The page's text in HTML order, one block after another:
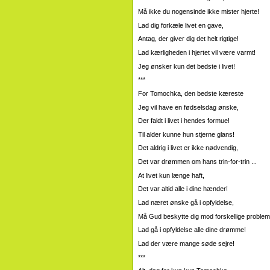
Må ikke du nogensinde ikke mister hjerte!
Lad dig forkæle livet en gave,
Antag, der giver dig det helt rigtige!
Lad kærligheden i hjertet vil være varmt!
Jeg ønsker kun det bedste i livet!
***
For Tomochka, den bedste kæreste
Jeg vil have en fødselsdag ønske,
Der faldt i livet i hendes formue!
Til alder kunne hun stjerne glans!
Det aldrig i livet er ikke nødvendig,
Det var drømmen om hans trin-for-trin ...
At livet kun længe haft,
Det var altid alle i dine hænder!
Lad næret ønske gå i opfyldelse,
Må Gud beskytte dig mod forskellige
Lad gå i opfyldelse alle dine drømme!
Lad der være mange søde sejre!
***